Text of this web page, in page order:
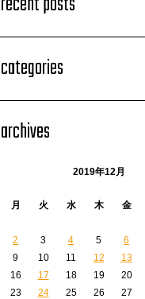
categories
archives
2019年12月
月 火 水 木 金
2
3 4 5 6
9
10 11 12 13
16
17 18 19 20
23
24 25 26 27